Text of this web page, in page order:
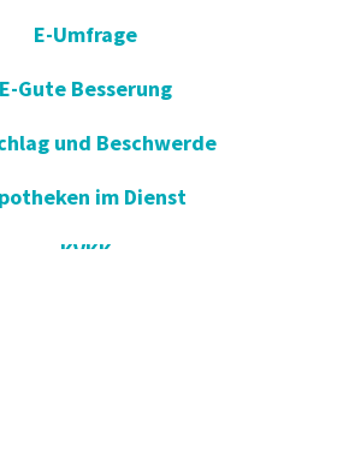
E-Umfrage
E-Gute Besserung
und Beschwerde
im Dienst
KVKK